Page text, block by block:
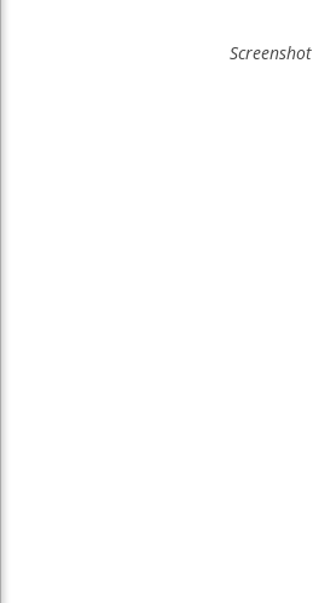
Screenshot